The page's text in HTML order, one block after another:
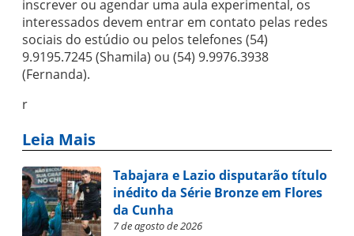
inscrever ou agendar uma aula experimental, os
interessados devem entrar em contato pelas redes
sociais do estúdio ou pelos telefones (54)
9.9195.7245 (Shamila) ou (54) 9.9976.3938
(Fernanda).
r
Leia Mais
Tabajara e Lazio disputarão título
inédito da Série Bronze em Flores
da Cunha
7 de agosto de 2026